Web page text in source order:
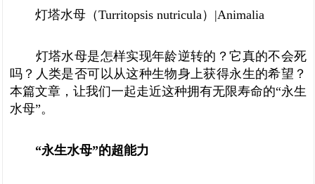
灯塔水母（Turritopsis nutricula）|Animalia
灯塔水母是怎样实现年龄逆转的？它真的不会死
吗？人类是否可以从这种生物身上获得永生的希望？
本篇文章，让我们一起走近这种拥有无限寿命的“永生
水母”。
“永生水母”的超能力